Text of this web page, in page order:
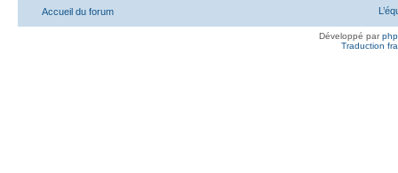
Accueil du forum
Développé par
Traduction